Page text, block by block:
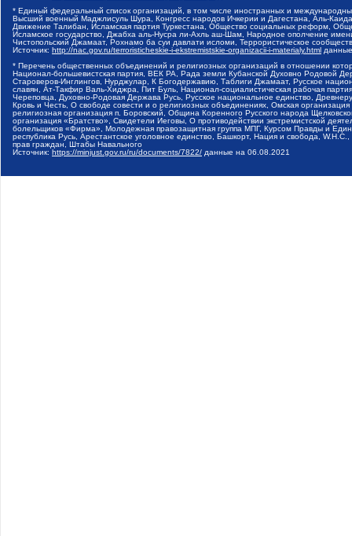
* Единый федеральный список организаций, в том числе иностранных и
Высший военный Маджлисуль Шура, Конгресс народов Ичкерии и Дагестана, Аль-
Движение Талибан, Исламская партия Туркестана, Общество социальных реформ,
Исламское государство, Джабха аль-Нусра ли-Ахль аш-Шам, Народное ополчение
Чистопольский Джамаат, Рохнамо ба суи давлати исломи, Террористическое
Источник: http://nac.gov.ru/terroristicheskie-i-ekstremistskie-organizacii-i-materialy.html
* Перечень общественных объединений и религиозных организаций в отношении
Национал-большевистская партия, ВЕК РА, Рада земли Кубанской Духовно Родовой
Староверов-Инглингов, Нурджулар, К Богодержавию, Таблиги Джамаат, Русское
славян, Ат-Такфир Валь-Хиджра, Пит Буль, Национал-социалистическая рабочая
Череповца, Духовно-Родовая Держава Русь, Русское национальное единство,
Кровь и Честь, О свободе совести и о религиозных объединениях, Омская
религиозная организация п. Боровский, Община Коренного Русского народа
организация «Братство», Свидетели Иеговы, О противодействии экстремистской
болельщиков «Фирма», Молодежная правозащитная группа МПГ, Курсом Правды и
республика Русь, Арестантское уголовное единство, Башкорт, Нация и свобода,
прав граждан, Штабы Навального
Источник: https://minjust.gov.ru/ru/documents/7822/ данные на 06.08.2021